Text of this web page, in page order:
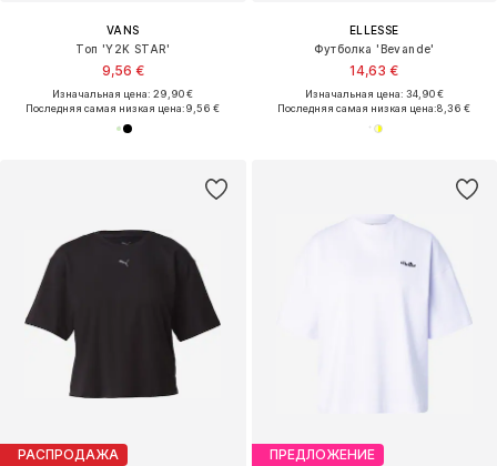
VANS
Топ 'Y2K STAR'
9,56 €
Изначальная цена: 29,90 €
Последняя самая низкая цена:9,56 €
ELLESSE
Футболка 'Bevande'
14,63 €
Изначальная цена: 34,90 €
Последняя самая низкая цена:8,36 €
РАСПРОДАЖА ПРЕДЛОЖЕНИЕ